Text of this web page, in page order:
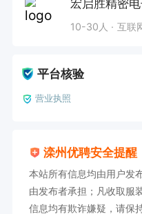
10-30人 互联
平台核验
营业执照
滦州优聘安全提醒
本站所有信息均由用户发
由发布者承担；凡收取服
信息均有欺诈嫌疑，请保